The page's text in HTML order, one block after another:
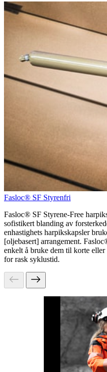
Fasloc® SF Styrenfri
Fasloc® SF Styrene-Free
sofistikert blanding av
enhastighets harpikskapsler
[oljebasert] arrangement.
enkelt å bruke dem til korte
for rask syklustid.